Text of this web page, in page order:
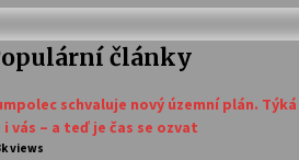
články
schvaluje nový územní plán. Týká
i vás – a teď je čas se ozvat
views